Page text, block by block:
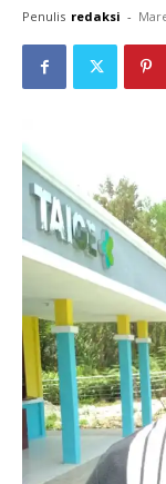
Penulis redaksi -